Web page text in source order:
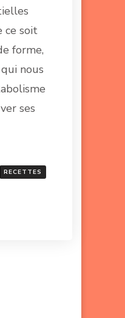
ce soit
forme,
nous
ses
RECETTES